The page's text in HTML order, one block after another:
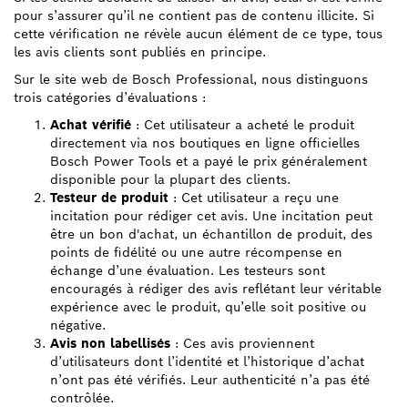
pour s’assurer qu’il ne contient pas de contenu illicite. Si
cette vérification ne révèle aucun élément de ce type, tous
les avis clients sont publiés en principe.
Sur le site web de Bosch Professional, nous distinguons
trois catégories d’évaluations :
Achat vérifié : Cet utilisateur a acheté le produit
directement via nos boutiques en ligne officielles
Bosch Power Tools et a payé le prix généralement
disponible pour la plupart des clients.
Testeur de produit : Cet utilisateur a reçu une
incitation pour rédiger cet avis. Une incitation peut
être un bon d'achat, un échantillon de produit, des
points de fidélité ou une autre récompense en
échange d’une évaluation. Les testeurs sont
encouragés à rédiger des avis reflétant leur véritable
expérience avec le produit, qu’elle soit positive ou
négative.
Avis non labellisés : Ces avis proviennent
d’utilisateurs dont l’identité et l’historique d’achat
n’ont pas été vérifiés. Leur authenticité n’a pas été
contrôlée.